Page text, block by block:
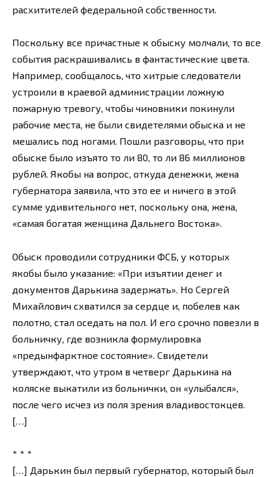
расхитителей федеральной собственности.
Поскольку все причастные к обыску молчали, то все
события раскрашивались в фантастические цвета.
Например, сообщалось, что хитрые следователи
устроили в краевой администрации ложную
пожарную тревогу, чтобы чиновники покинули
рабочие места, не были свидетелями обыска и не
мешались под ногами. Пошли разговоры, что при
обыске было изъято то ли 80, то ли 86 миллионов
рублей. Якобы на вопрос, откуда денежки, жена
губернатора заявила, что это ее и ничего в этой
сумме удивительного нет, поскольку она, жена,
«самая богатая женщина Дальнего Востока».
Обыск проводили сотрудники ФСБ, у которых
якобы было указание: «При изъятии денег и
документов Дарькина задержать». Но Сергей
Михайлович схватился за сердце и, побелев как
полотно, стал оседать на пол. И его срочно повезли в
больничку, где возникла формулировка
«предынфарктное состояние». Свидетели
утверждают, что утром в четверг Дарькина на
коляске выкатили из больнички, он «улыбался»,
после чего исчез из поля зрения владивостокцев.
[…]
* * *
[…] Дарькин был первый губернатор, который был